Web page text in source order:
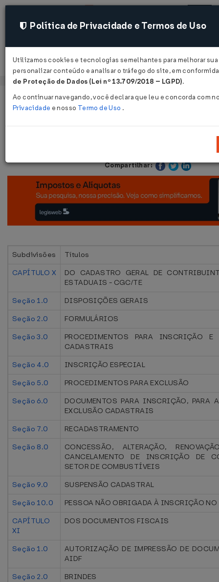
Acessar
Página Inicial Legislações Legislação Estadual - Rio Grande
Instrução Normativa DRP Nº 45 DE
Compartilhar:
Subdivisões
Títulos
CAPÍTULO X
DO CADASTRO GERAL DE
ESTADUAIS - CGC/TE
Seção 1.0
DISPOSIÇÕES GERAIS
Seção 2.0
FORMULÁRIOS
Seção 3.0
PROCEDIMENTOS PARA INSCRIÇÃO E
CADASTRAIS
Seção 4.0
INSCRIÇÃO ESPECIAL
Seção 5.0
PROCEDIMENTOS PARA EXCLUSÃO
Seção 6.0
DOCUMENTOS PARA INSCRIÇÃO, PARA
EXCLUSÃO CADASTRAIS
Seção 7.0
RECADASTRAMENTO
Seção 8.0
CONCESSÃO, ALTERAÇÃO,
CANCELAMENTO DE INSCRIÇÃO DE
SETOR DE COMBUSTÍVEIS
Seção 9.0
SUSPENSÃO CADASTRAL
Seção 10.0
PESSOA NÃO OBRIGADA À INSCRIÇÃO
CAPÍTULO
XI
DOS DOCUMENTOS FISCAIS
Seção 1.0
AUTORIZAÇÃO DE IMPRESSÃO DE
AIDF
Seção 2.0
BRINDES
Política de Privacidade e Termos de Uso
Utilizamos cookies e tecnologias semelhantes para melhorar
personalizar conteúdo e analisar o tráfego do site, em
de Proteção de Dados (Lei nº 13.709/2018 – LGPD).
Ao continuar navegando, você declara que leu e concorda com
Privacidade e nosso Termo de Uso .